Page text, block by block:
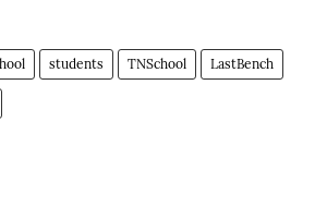
students TNSchool LastBench